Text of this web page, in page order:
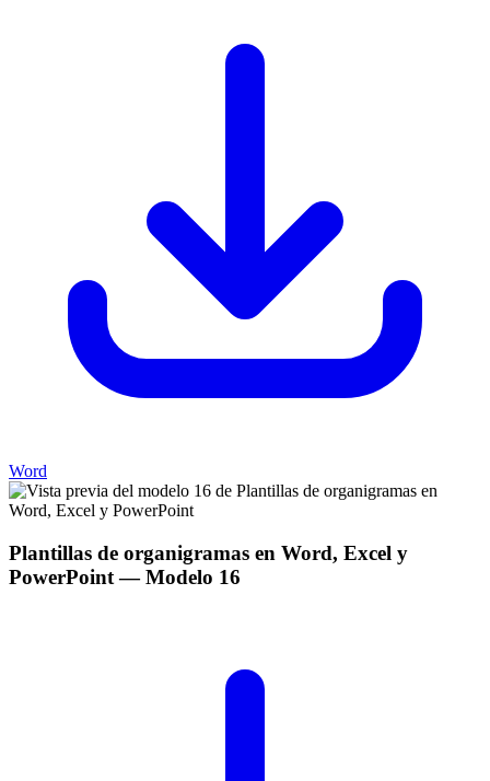
Word
Plantillas de organigramas en Word, Excel y
PowerPoint— Modelo 16